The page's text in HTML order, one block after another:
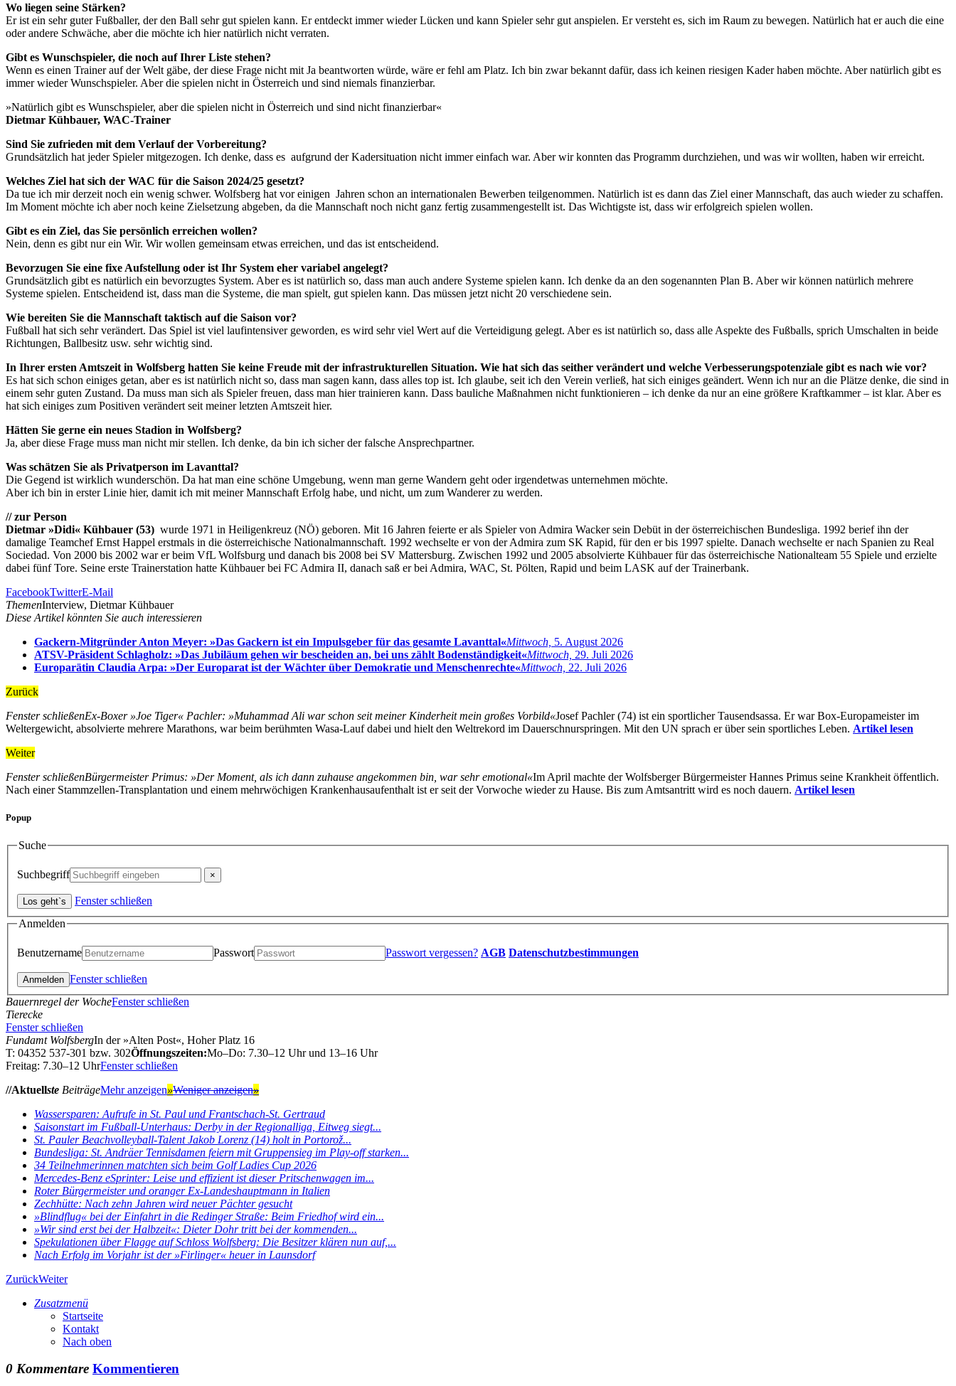
Wo liegen seine Stärken?
Er ist ein sehr guter Fußballer, der den Ball sehr gut spielen kann. Er entdeckt immer wieder Lücken und kann Spieler sehr gut anspielen. Er versteht es, sich im Raum zu bewegen. Natürlich hat er auch die eine
oder andere Schwäche, aber die möchte ich hier natürlich nicht verraten.
Gibt es Wunschspieler, die noch auf Ihrer Liste stehen?
Wenn es einen Trainer auf der Welt gäbe, der diese Frage nicht mit Ja beantworten würde, wäre er fehl am Platz. Ich bin zwar bekannt dafür, dass ich keinen riesigen Kader haben möchte. Aber natürlich gibt es
immer wieder Wunschspieler. Aber die spielen nicht in Österreich und sind niemals finanzierbar.
»Natürlich gibt es Wunschspieler, aber die spielen nicht in Österreich und sind nicht finanzierbar«
Dietmar Kühbauer, WAC-Trainer
Sind Sie zufrieden mit dem Verlauf der Vorbereitung?
Grundsätzlich hat jeder Spieler mitgezogen. Ich denke, dass es aufgrund der Kadersituation nicht immer einfach war. Aber wir konnten das Programm durchziehen, und was wir wollten, haben wir erreicht.
Welches Ziel hat sich der WAC für die Saison 2024/25 gesetzt?
Da tue ich mir derzeit noch ein wenig schwer. Wolfsberg hat vor einigen Jahren schon an internationalen Bewerben teilgenommen. Natürlich ist es dann das Ziel einer Mannschaft, das auch wieder zu schaffen.
Im Moment möchte ich aber noch keine Zielsetzung abgeben, da die Mannschaft noch nicht ganz fertig zusammengestellt ist. Das Wichtigste ist, dass wir erfolgreich spielen wollen.
Gibt es ein Ziel, das Sie persönlich erreichen wollen?
Nein, denn es gibt nur ein Wir. Wir wollen gemeinsam etwas erreichen, und das ist entscheidend.
Bevorzugen Sie eine fixe Aufstellung oder ist Ihr System eher variabel angelegt?
Grundsätzlich gibt es natürlich ein bevorzugtes System. Aber es ist natürlich so, dass man auch andere Systeme spielen kann. Ich denke da an den sogenannten Plan B. Aber wir können natürlich mehrere
Systeme spielen. Entscheidend ist, dass man die Systeme, die man spielt, gut spielen kann. Das müssen jetzt nicht 20 verschiedene sein.
Wie bereiten Sie die Mannschaft taktisch auf die Saison vor?
Fußball hat sich sehr verändert. Das Spiel ist viel laufintensiver geworden, es wird sehr viel Wert auf die Verteidigung gelegt. Aber es ist natürlich so, dass alle Aspekte des Fußballs, sprich Umschalten in beide
Richtungen, Ballbesitz usw. sehr wichtig sind.
In Ihrer ersten Amtszeit in Wolfsberg hatten Sie keine Freude mit der infrastrukturellen Situation. Wie hat sich das seither verändert und welche Verbesserungspotenziale gibt es nach wie vor?
Es hat sich schon einiges getan, aber es ist natürlich nicht so, dass man sagen kann, dass alles top ist. Ich glaube, seit ich den Verein verließ, hat sich einiges geändert. Wenn ich nur an die Plätze denke, die sind in
einem sehr guten Zustand. Da muss man sich als Spieler freuen, dass man hier trainieren kann. Dass bauliche Maßnahmen nicht funktionieren – ich denke da nur an eine größere Kraftkammer – ist klar. Aber es
hat sich einiges zum Positiven verändert seit meiner letzten Amtszeit hier.
Hätten Sie gerne ein neues Stadion in Wolfsberg?
Ja, aber diese Frage muss man nicht mir stellen. Ich denke, da bin ich sicher der falsche Ansprechpartner.
Was schätzen Sie als Privatperson im Lavanttal?
Die Gegend ist wirklich wunderschön. Da hat man eine schöne Umgebung, wenn man gerne Wandern geht oder irgendetwas unternehmen möchte.
Aber ich bin in erster Linie hier, damit ich mit meiner Mannschaft Erfolg habe, und nicht, um zum Wanderer zu werden.
// zur Person
Dietmar »Didi« Kühbauer (53) wurde 1971 in Heiligenkreuz (NÖ) geboren. Mit 16 Jahren feierte er als Spieler von Admira Wacker sein Debüt in der österreichischen Bundesliga. 1992 berief ihn der
damalige Teamchef Ernst Happel erstmals in die österreichische Nationalmannschaft. 1992 wechselte er von der Admira zum SK Rapid, für den er bis 1997 spielte. Danach wechselte er nach Spanien zu Real
Sociedad. Von 2000 bis 2002 war er beim VfL Wolfsburg und danach bis 2008 bei SV Mattersburg. Zwischen 1992 und 2005 absolvierte Kühbauer für das österreichische Nationalteam 55 Spiele und erzielte
dabei fünf Tore. Seine erste Trainerstation hatte Kühbauer bei FC Admira II, danach saß er bei Admira, WAC, St. Pölten, Rapid und beim LASK auf der Trainerbank.
FacebookTwitterE-Mail
ThemenInterview, Dietmar Kühbauer
Diese Artikel könnten Sie auch interessieren
Gackern-Mitgründer Anton Meyer: »Das Gackern ist ein Impulsgeber für das gesamte Lavanttal«Mittwoch, 5. August 2026
ATSV-Präsident Schlagholz: »Das Jubiläum gehen wir bescheiden an, bei uns zählt Bodenständigkeit«Mittwoch, 29. Juli 2026
Europarätin Claudia Arpa: »Der Europarat ist der Wächter über Demokratie und Menschenrechte«Mittwoch, 22. Juli 2026
Zurück
Fenster schließenEx-Boxer »Joe Tiger« Pachler: »Muhammad Ali war schon seit meiner Kinderheit mein großes Vorbild«Josef Pachler (74) ist ein sportlicher Tausendsassa. Er war Box-Europameister im
Weltergewicht, absolvierte mehrere Marathons, war beim berühmten Wasa-Lauf dabei und hielt den Weltrekord im Dauerschnurspringen. Mit den UN sprach er über sein sportliches Leben. Artikel lesen
Weiter
Fenster schließenBürgermeister Primus: »Der Moment, als ich dann zuhause angekommen bin, war sehr emotional«Im April machte der Wolfsberger Bürgermeister Hannes Primus seine Krankheit öffentlich.
Nach einer Stammzellen-Transplantation und einem mehrwöchigen Krankenhausaufenthalt ist er seit der Vorwoche wieder zu Hause. Bis zum Amtsantritt wird es noch dauern. Artikel lesen
Popup
Suche
Suchbegriff
Fenster schließen
Anmelden
Benutzername Passwort Passwort vergessen? AGB Datenschutzbestimmungen
Fenster schließen
Bauernregel der WocheFenster schließen
Tierecke
Fenster schließen
Fundamt WolfsbergIn der »Alten Post«, Hoher Platz 16
T: 04352 537-301 bzw. 302Öffnungszeiten:Mo–Do: 7.30–12 Uhr und 13–16 Uhr
Freitag: 7.30–12 UhrFenster schließen
//Aktuellste BeiträgeMehr anzeigen»Weniger anzeigen»
Wassersparen: Aufrufe in St. Paul und Frantschach-St. Gertraud
Saisonstart im Fußball-Unterhaus: Derby in der Regionalliga, Eitweg siegt...
St. Pauler Beachvolleyball-Talent Jakob Lorenz (14) holt in Portorož...
Bundesliga: St. Andräer Tennisdamen feiern mit Gruppensieg im Play-off starken...
34 Teilnehmerinnen matchten sich beim Golf Ladies Cup 2026
Mercedes-Benz eSprinter: Leise und effizient ist dieser Pritschenwagen im...
Roter Bürgermeister und oranger Ex-Landeshauptmann in Italien
Zechhütte: Nach zehn Jahren wird neuer Pächter gesucht
»Blindflug« bei der Einfahrt in die Redinger Straße: Beim Friedhof wird ein...
»Wir sind erst bei der Halbzeit«: Dieter Dohr tritt bei der kommenden...
Spekulationen über Flagge auf Schloss Wolfsberg: Die Besitzer klären nun auf,...
Nach Erfolg im Vorjahr ist der »Firlinger« heuer in Launsdorf
ZurückWeiter
Zusatzmenü
Startseite
Kontakt
Nach oben
0 Kommentare Kommentieren